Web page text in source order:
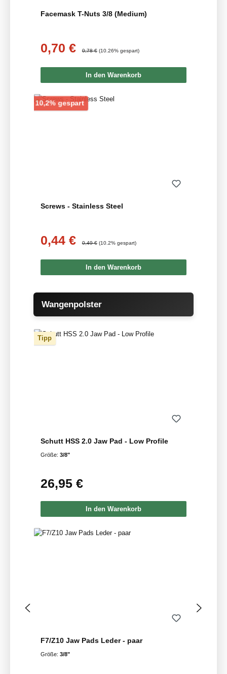
Facemask T-Nuts 3/8 (Medium)
Verkaufspreis:
0,70 € 0,78 € (10.26% gespart)
In den Warenkorb
10,2% gespartRabatt
Screws - Stainless Steel
Verkaufspreis:
0,44 € Regulärer Preis:
0,49 € (10.2% gespart)
In den Warenkorb
Produktgalerie überspringen
Wangenpolster
Tipp
Schutt HSS 2.0 Jaw Pad - Low Profile
Größe: 3/8"
Regulärer Preis:
26,95 €
In den Warenkorb
F7/Z10 Jaw Pads Leder - paar
Größe: 3/8"